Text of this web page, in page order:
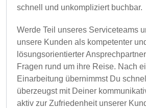
schnell und unkompliziert buchbar.
Werde Teil unseres Serviceteams
unsere Kunden als kompetenter
lösungsorientierter
Fragen rund um ihre Reise. Nach
Einarbeitung übernimmst Du
überzeugst mit Deiner
aktiv zur Zufriedenheit unserer